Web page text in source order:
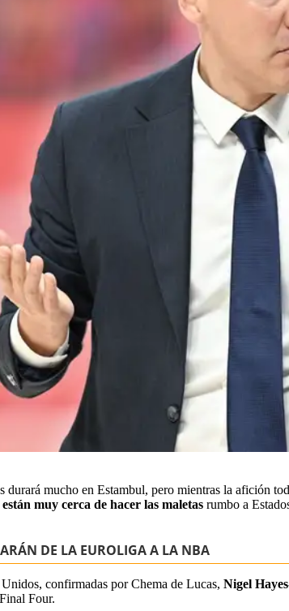
durará mucho en Estambul, pero mientras la afición
muy cerca de hacer las maletas rumbo a
DE LA EUROLIGA A LA NBA
confirmadas por Chema de Lucas, Nigel
Four.